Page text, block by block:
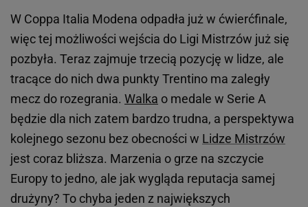
W Coppa Italia Modena odpadła już w ćwierćfinale,
więc tej możliwości wejścia do Ligi Mistrzów już się
pozbyła. Teraz zajmuje trzecią pozycję w lidze, ale
tracące do nich dwa punkty Trentino ma zaległy
mecz do rozegrania. Walka o medale w Serie A
będzie dla nich zatem bardzo trudna, a perspektywa
kolejnego sezonu bez obecności w Lidze Mistrzów
jest coraz bliższa. Marzenia o grze na szczycie
Europy to jedno, ale jak wygląda reputacja samej
drużyny? To chyba jeden z największych